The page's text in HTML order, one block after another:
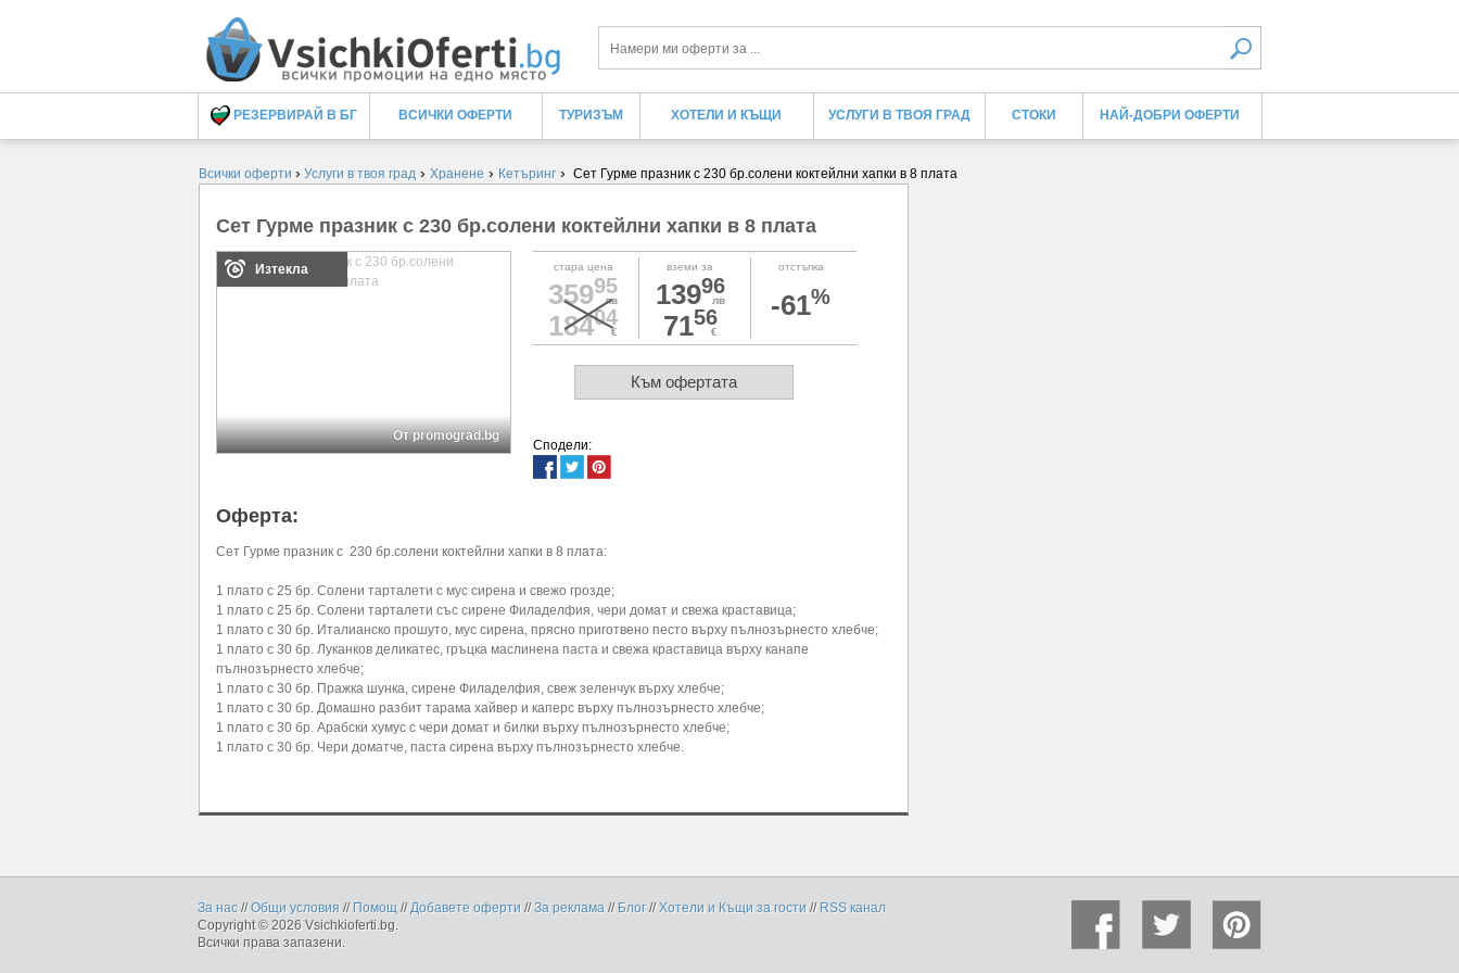
Търси
РЕЗЕРВИРАЙ В БГ ВСИЧКИ ОФЕРТИ ТУРИЗЪМ ХОТЕЛИ И КЪЩИ УСЛУГИ В ТВОЯ ГРАД СТОКИ НАЙ-ДОБРИ ОФЕРТИ
Всички оферти › Услуги в твоя град › Хранене › Кетъринг › Сет Гурме празник с 230 бр.солени коктейлни хапки в 8 плата
Сет Гурме празник с 230 бр.солени коктейлни хапки в 8 плата
Изтекла
От promograd.bg
стара цена
35995
лв
18404
€
вземи за
13996
лв
7156
€
отстъпка
-61%
Към офертата
Сподели:
Оферта:
Сет Гурме празник с 230 бр.солени коктейлни хапки в 8 плата:
1 плато с 25 бр. Солени тарталети с мус сирена и свежо грозде;
1 плато с 25 бр. Солени тарталети със сирене Филаделфия, чери домат и свежа краставица;
1 плато с 30 бр. Италианско прошуто, мус сирена, прясно приготвено песто върху пълнозърнесто хлебче;
1 плато с 30 бр. Луканков деликатес, гръцка маслинена паста и свежа краставица върху канапе
пълнозърнесто хлебче;
1 плато с 30 бр. Пражка шунка, сирене Филаделфия, свеж зеленчук върху хлебче;
1 плато с 30 бр. Домашно разбит тарама хайвер и каперс върху пълнозърнесто хлебче;
1 плато с 30 бр. Арабски хумус с чери домат и билки върху пълнозърнесто хлебче;
1 плато с 30 бр. Чери доматче, паста сирена върху пълнозърнесто хлебче.
За нас //Общи условия // Помощ //Добавете оферти //За реклама // Блог //Хотели и Къщи за гости // RSS канал
Copyright © 2026 Vsichkioferti.bg.
Всички права запазени.